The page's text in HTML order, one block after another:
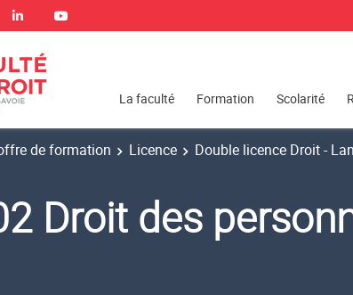
La faculté Formation Scolarité
de formation Licence Double licence Droit -
Droit des